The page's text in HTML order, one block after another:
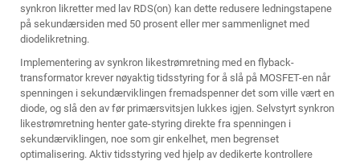
synkron likretter med lav RDS(on) kan dette redusere ledningstapene
på sekundærsiden med 50 prosent eller mer sammenlignet med
diodelikretning.
Implementering av synkron likestrømretning med en flyback-
transformator krever nøyaktig tidsstyring for å slå på MOSFET-en når
spenningen i sekundærviklingen fremadspenner det som ville vært en
diode, og slå den av før primærsvitsjen lukkes igjen. Selvstyrt synkron
likestrømretning henter gate-styring direkte fra spenningen i
sekundærviklingen, noe som gir enkelhet, men begrenset
optimalisering. Aktiv tidsstyring ved hjelp av dedikerte kontrollere